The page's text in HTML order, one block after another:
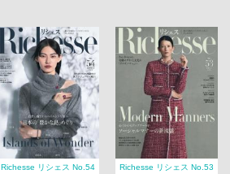
Richesse リシェス No.54 Richesse リシェス No.53